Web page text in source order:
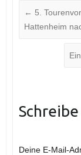
← 5.
Hattenheim
Deine E-Mail-